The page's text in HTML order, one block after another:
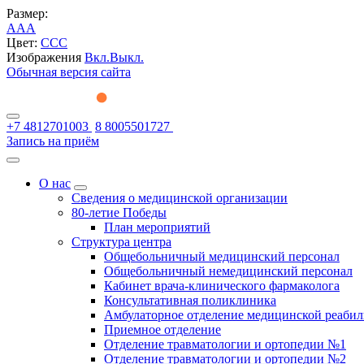
Размер:
AAA
Цвет: CCC
Изображения Вкл.Выкл.
Обычная версия сайта
+7 4812701003 8 8005501727
Запись на приём
О нас
Сведения о медицинской организации
80-летие Победы
План мероприятий
Структура центра
Общебольничный медицинский персонал
Общебольничный немедицинский персонал
Кабинет врача-клинического фармаколога
Консультативная поликлиника
Амбулаторное отделение медицинской
Приемное отделение
Отделение травматологии и ортопедии №1
Отделение травматологии и ортопедии №2